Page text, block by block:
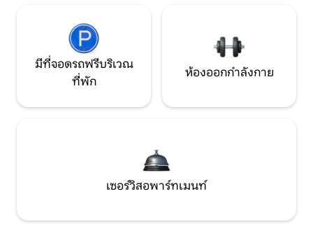
มีที่จอดรถฟรีบริเวณ
ที่พัก
ห้องออกกำลังกาย
เซอร์วิสอพาร์ทเมนท์